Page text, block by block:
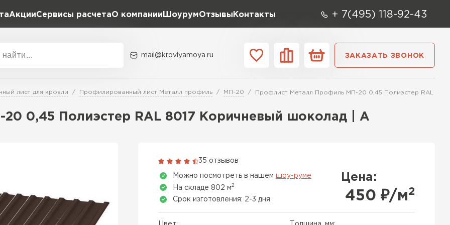
АкцииСервисы расчета
Расчет софитов для кровли
О компании ШоурумОтзывы Контакты + 7(495) 118-92-43
Тип товара Тип
mail@krovlyamoya.ru ЗАКАЗАТЬ ЗВОНОК
лист для кровли Профилированный лист Металл профиль МП-20 Профлист Металл Профиль МП-20 0,45 Полиэстер RAL
0,45 Полиэстер RAL 8017 Коричневый шоколад | A
35 отзывов
Можно посмотреть в нашем шоу-руме
На складе 802 м2
Срок изготовления: 2-3 дня
Цена:
450 ₽/м2
Контакты